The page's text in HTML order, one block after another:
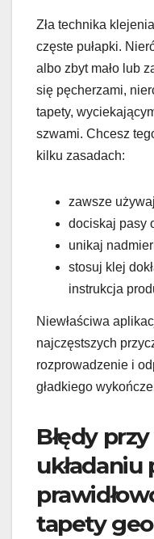
Zła technika
częste pułapki.
albo zbyt mało lub
się pęcherzami,
tapety,
szwami. Chcesz
kilku zasadach:
zawsze
dociskaj pasy
unikaj
stosuj klej
instrukcja
Niewłaściwa
najczęstszych
rozprowadzenie i
gładkiego
Błędy
układaniu
tapety